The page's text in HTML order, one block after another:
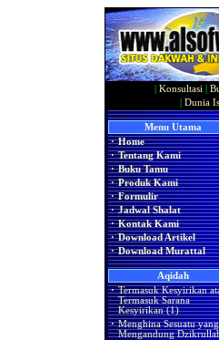
Konsultasi
Dunia
Menu Utama
· Home
· Tentang Kami
· Buku Tamu
· Produk Kami
· Formulir
· Jadwal Shalat
· Kontak Kami
· Download Artikel
· Download Murattal
Aqidah
· Termasuk Kesyirikan
Termasuk Sarana
Kesyirikan (1)
· Menghina Sesuatu yang
Mengandung